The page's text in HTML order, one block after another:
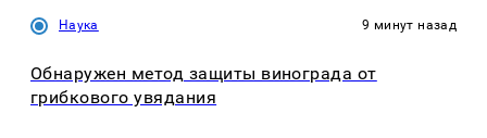
Наука 9 минут назад
Обнаружен метод защиты винограда от
грибкового увядания